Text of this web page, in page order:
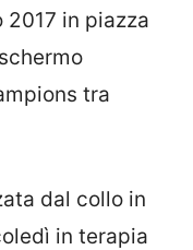
in piazza
tra
dal collo in
in terapia